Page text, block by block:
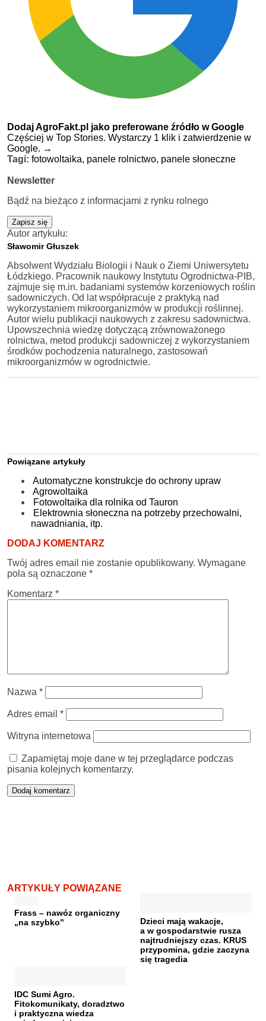
Dodaj AgroFakt.pl jako preferowane źródło w Google
Częściej w Top Stories. Wystarczy 1 klik i zatwierdzenie w
Google. →
Tagi: fotowoltaika, panele rolnictwo, panele słoneczne
Newsletter
Bądź na bieżąco z informacjami z rynku rolnego
Zapisz się
Autor artykułu:
Sławomir Głuszek
Absolwent Wydziału Biologii i Nauk o Ziemi Uniwersytetu
Łódzkiego. Pracownik naukowy Instytutu Ogrodnictwa-PIB,
zajmuje się m.in. badaniami systemów korzeniowych roślin
sadowniczych. Od lat współpracuje z praktyką nad
wykorzystaniem mikroorganizmów w produkcji roślinnej.
Autor wielu publikacji naukowych z zakresu sadownictwa.
Upowszechnia wiedzę dotyczącą zrównoważonego
rolnictwa, metod produkcji sadowniczej z wykorzystaniem
środków pochodzenia naturalnego, zastosowań
mikroorganizmów w ogrodnictwie.
Powiązane artykuły
Automatyczne konstrukcje do ochrony upraw
Agrowoltaika
Fotowoltaika dla rolnika od Tauron
Elektrownia słoneczna na potrzeby przechowalni,
nawadniania, itp.
DODAJ KOMENTARZ
Twój adres email nie zostanie opublikowany. Wymagane
pola są oznaczone *
Komentarz *
Nazwa *
Adres email *
Witryna internetowa
Zapamiętaj moje dane w tej przeglądarce podczas
pisania kolejnych komentarzy.
ARTYKUŁY POWIĄZANE
Frass – nawóz organiczny
„na szybko”
Dzieci mają wakacje,
a w gospodarstwie rusza
najtrudniejszy czas. KRUS
przypomina, gdzie zaczyna
się tragedia
IDC Sumi Agro.
Fitokomunikaty, doradztwo
i praktyczna wiedza